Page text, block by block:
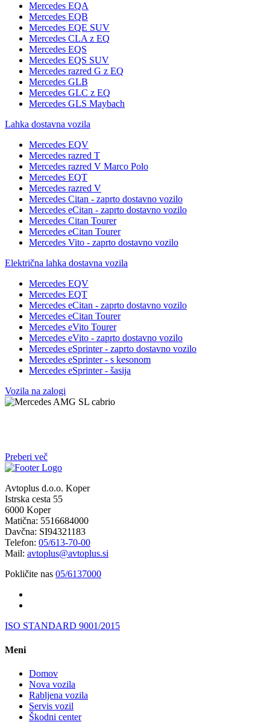
Mercedes EQA
Mercedes EQB
Mercedes EQE SUV
Mercedes CLA z EQ
Mercedes EQS
Mercedes EQS SUV
Mercedes razred G z EQ
Mercedes GLB
Mercedes GLC z EQ
Mercedes GLS Maybach
Lahka dostavna vozila
Mercedes EQV
Mercedes razred T
Mercedes razred V Marco Polo
Mercedes EQT
Mercedes razred V
Mercedes Citan - zaprto dostavno vozilo
Mercedes eCitan - zaprto dostavno vozilo
Mercedes Citan Tourer
Mercedes eCitan Tourer
Mercedes Vito - zaprto dostavno vozilo
Električna lahka dostavna vozila
Mercedes EQV
Mercedes EQT
Mercedes eCitan - zaprto dostavno vozilo
Mercedes eCitan Tourer
Mercedes eVito Tourer
Mercedes eVito - zaprto dostavno vozilo
Mercedes eSprinter - zaprto dostavno vozilo
Mercedes eSprinter - s kesonom
Mercedes eSprinter - šasija
Vozila na zalogi
Preberi več
Avtoplus d.o.o. Koper
Istrska cesta 55
6000 Koper
Matična: 5516684000
Davčna: SI94321183
Telefon: 05/613-70-00
Mail: avtoplus@avtoplus.si
Pokličite nas 05/6137000
ISO STANDARD 9001/2015
Meni
Domov
Nova vozila
Rabljena vozila
Servis vozil
Škodni center